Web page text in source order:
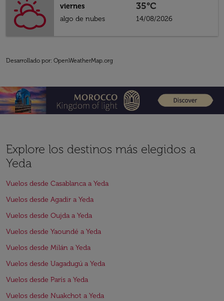
viernes
algo de nubes
35°C
14/08/2026
Desarrollado por: OpenWeatherMap.org
Explore los destinos más elegidos a
Yeda
Vuelos desde Casablanca a Yeda
Vuelos desde Agadir a Yeda
Vuelos desde Oujda a Yeda
Vuelos desde Yaoundé a Yeda
Vuelos desde Milán a Yeda
Vuelos desde Uagadugú a Yeda
Vuelos desde París a Yeda
Vuelos desde Nuakchot a Yeda